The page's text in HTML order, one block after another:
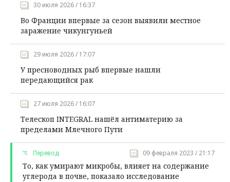
30 июля 2026 / 16:37
Во Франции впервые за сезон выявили местное
заражение чикунгуньей
29 июля 2026 / 17:07
У пресноводных рыб впервые нашли
передающийся рак
27 июля 2026 / 16:07
Телескоп INTEGRAL нашёл антиматерию за
пределами Млечного Пути
Перевод 09 февраля 2023 / 21:17
То, как умирают микробы, влияет на содержание
углерода в почве, показало исследование